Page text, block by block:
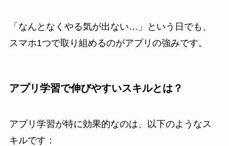
「なんとなくやる気が出ない…」という日でも、
スマホ1つで取り組めるのがアプリの強みです。
アプリ学習で伸びやすいスキルとは？
アプリ学習が特に効果的なのは、以下のようなス
キルです：